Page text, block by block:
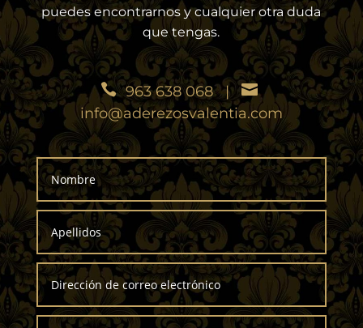
puedes encontrarnos y cualquier otra duda
que tengas.
963 638 068|
info@aderezosvalentia.com